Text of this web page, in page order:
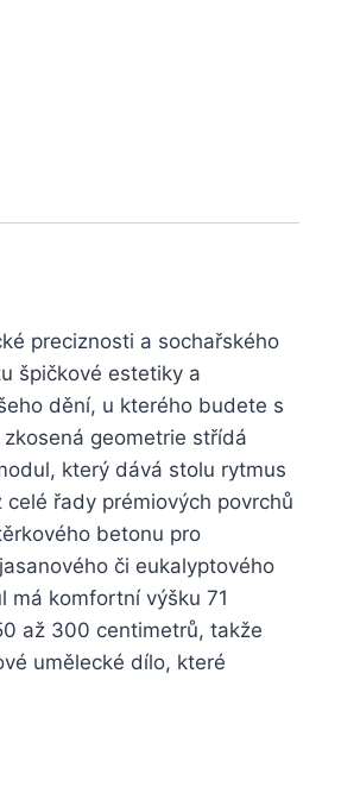
preciznosti a sochařského
špičkové estetiky a
dění, u kterého budete s
geometrie střídá
který dává stolu rytmus
řady prémiových povrchů
betonu pro
či eukalyptového
má komfortní výšku 71
až 300 centimetrů, takže
umělecké dílo, které